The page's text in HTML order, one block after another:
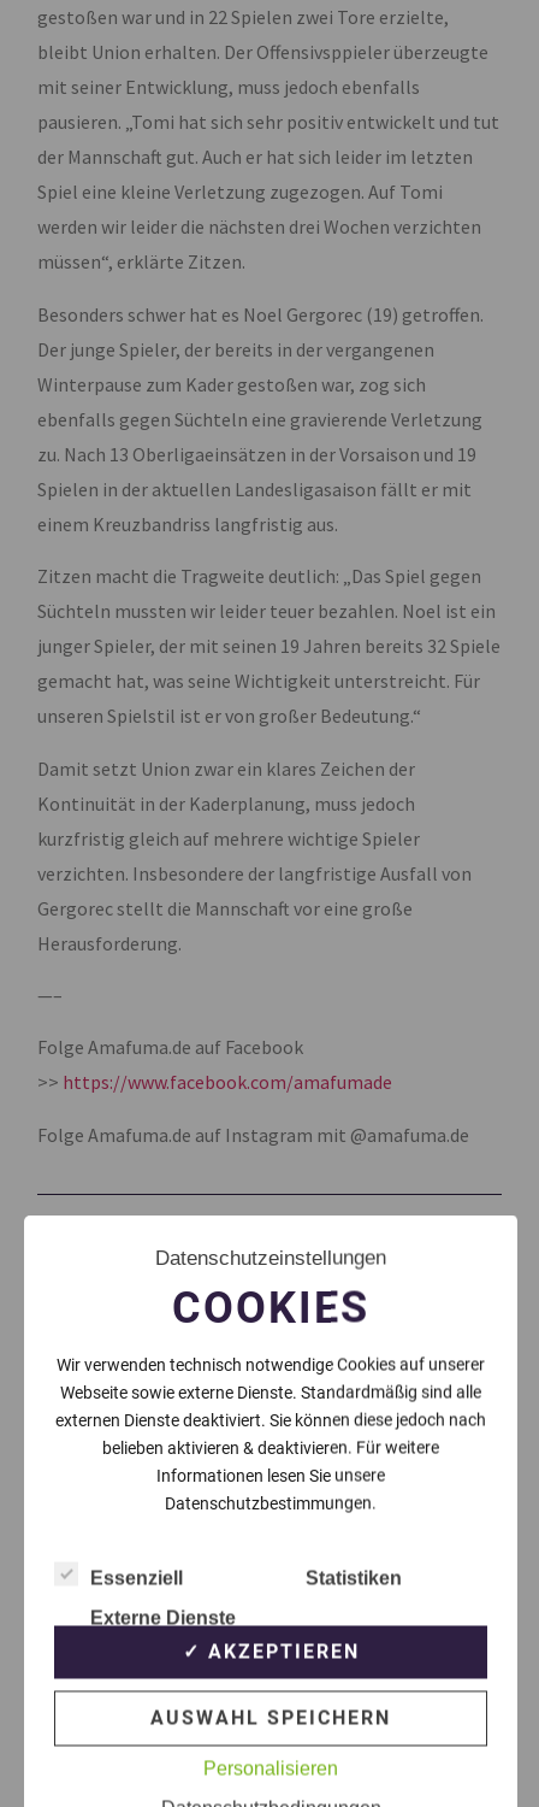
gestoßen war und in 22 Spielen zwei Tore erzielte,
bleibt Union erhalten. Der Offensivsppieler überzeugte
mit seiner Entwicklung, muss jedoch ebenfalls
pausieren. „Tomi hat sich sehr positiv entwickelt und tut
der Mannschaft gut. Auch er hat sich leider im letzten
Spiel eine kleine Verletzung zugezogen. Auf Tomi
werden wir leider die nächsten drei Wochen verzichten
müssen“, erklärte Zitzen.
Besonders schwer hat es Noel Gergorec (19) getroffen.
Der junge Spieler, der bereits in der vergangenen
Winterpause zum Kader gestoßen war, zog sich
ebenfalls gegen Süchteln eine gravierende Verletzung
zu. Nach 13 Oberligaeinsätzen in der Vorsaison und 19
Spielen in der aktuellen Landesligasaison fällt er mit
einem Kreuzbandriss langfristig aus.
Zitzen macht die Tragweite deutlich: „Das Spiel gegen
Süchteln mussten wir leider teuer bezahlen. Noel ist ein
junger Spieler, der mit seinen 19 Jahren bereits 32 Spiele
gemacht hat, was seine Wichtigkeit unterstreicht. Für
unseren Spielstil ist er von großer Bedeutung.“
Damit setzt Union zwar ein klares Zeichen der
Kontinuität in der Kaderplanung, muss jedoch
kurzfristig gleich auf mehrere wichtige Spieler
verzichten. Insbesondere der langfristige Ausfall von
Gergorec stellt die Mannschaft vor eine große
Herausforderung.
—–
Folge Amafuma.de auf Facebook
>> https://www.facebook.com/amafumade
Folge Amafuma.de auf Instagram mit @amafuma.de
Datenschutzeinstellungen
COOKIES
Wir verwenden technisch notwendige Cookies auf unserer
Webseite sowie externe Dienste. Standardmäßig sind alle
externen Dienste deaktiviert. Sie können diese jedoch nach
belieben aktivieren & deaktivieren. Für weitere
Informationen lesen Sie unsere
Datenschutzbestimmungen.
Essenziell
Statistiken
Externe Dienste
✓ AKZEPTIEREN
AUSWAHL SPEICHERN
Personalisieren